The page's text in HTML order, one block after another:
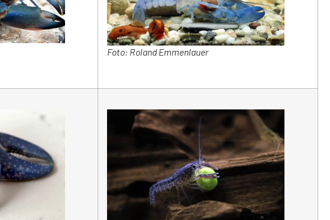
Foto: Roland Emmenlauer